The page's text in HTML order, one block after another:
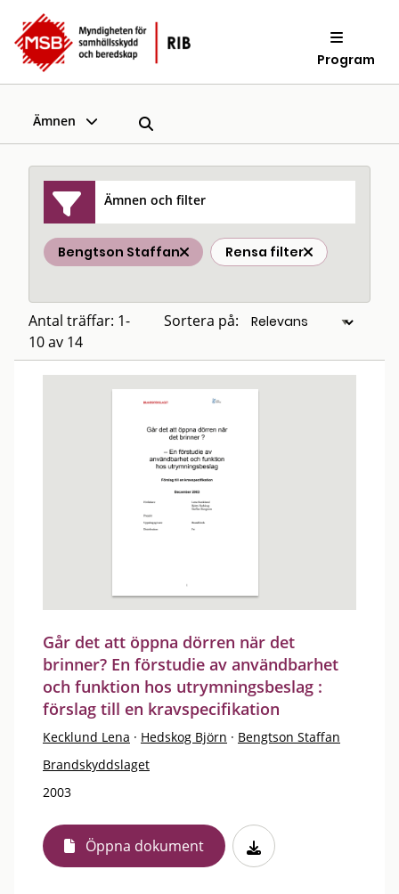
Program
Ämnen
Ämnen och filter
Bengtson Staffan Rensa filter
Antal träffar: 1-
10 av 14
Sortera på:
Går det att öppna dörren när det
brinner? En förstudie av användbarhet
och funktion hos utrymningsbeslag :
förslag till en kravspecifikation
Kecklund Lena · Hedskog Björn · Bengtson Staffan
Brandskyddslaget
2003
Öppna dokument